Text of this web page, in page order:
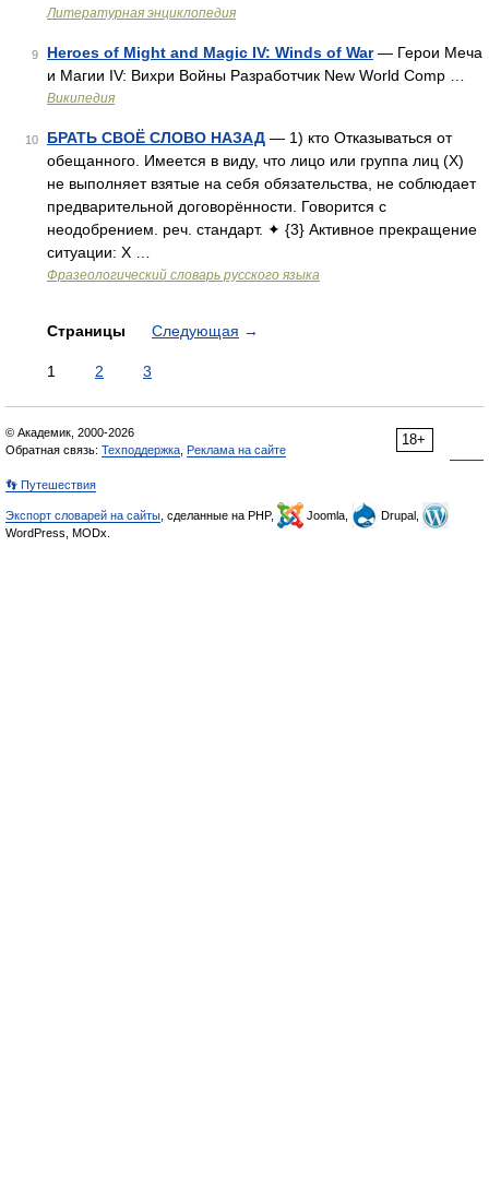
Литературная энциклопедия
9 Heroes of Might and Magic IV: Winds of War— Герои Меча
и Магии IV: Вихри Войны Разработчик New World Comp …
Википедия
10 БРАТЬ СВОЁ СЛОВО НАЗАД — 1) кто Отказываться от
обещанного. Имеется в виду, что лицо или группа лиц (Х)
не выполняет взятые на себя обязательства, не соблюдает
предварительной договорённости. Говорится с
неодобрением. реч. стандарт. ✦ {3} Активное прекращение
ситуации: X …
Фразеологический словарь русского языка
Страницы Следующая →
1 2 3
18+
© Академик, 2000-2026
Обратная связь: Техподдержка Реклама на сайте
👣 Путешествия
Экспорт словарей на сайты , сделанные на PHP, Joomla,
Drupal,
WordPress, MODx.